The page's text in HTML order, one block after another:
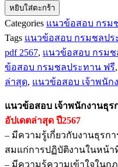
แนว
ข้อสอบ
เจ้า
พนักงาน
ธุรการ
กรมชลประทาน
หยิบใส่ตะกร้า
Categories แนวข้อสอบ กรม
Tags แนวข้อสอบ กรมชลปร
pdf 2567, แนวข้อสอบ กรมช
ข้อสอบ กรมชลประทาน ฟรี,
ล่าสุด, แนวข้อสอบ เจ้าพนัก
แนวข้อสอบ เจ้าพนักงานธุ
อัปเดตล่าสุด ปี2567
– มีความรู้เกี่ยวกับงานธุรก
สมแก่การปฏิบัติงานในหน้า
– มีความรู้ความเข้าใจในก